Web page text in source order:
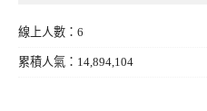
線上人數：6
累積人氣：14,894,104